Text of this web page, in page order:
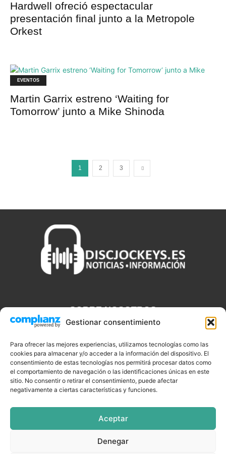
Gestionar consentimiento
Para ofrecer las mejores experiencias, utilizamos tecnologías como las
cookies para almacenar y/o acceder a la información del dispositivo. El
consentimiento de estas tecnologías nos permitirá procesar datos como
el comportamiento de navegación o las identificaciones únicas en este
sitio. No consentir o retirar el consentimiento, puede afectar
negativamente a ciertas características y funciones.
Aceptar
Denegar
Hardwell ofreció espectacular
presentación final junto a la Metropole
Orkest
EVENTOS
Martin Garrix estreno ‘Waiting for
Tomorrow’ junto a Mike Shinoda
1 2 3
SOBRE NOSOTROS
que necesitas saber sobre noticias, novedades, tecnologías y
aplicaciones que te ayudaran a ser un mejor Djs.
SÍGUENOS